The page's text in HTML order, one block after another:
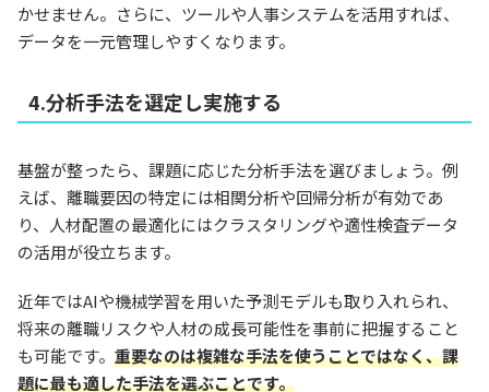
かせません。さらに、ツールや人事システムを活用すれば、
データを一元管理しやすくなります。
4.分析手法を選定し実施する
基盤が整ったら、課題に応じた分析手法を選びましょう。例
えば、離職要因の特定には相関分析や回帰分析が有効であ
り、人材配置の最適化にはクラスタリングや適性検査データ
の活用が役立ちます。
近年ではAIや機械学習を用いた予測モデルも取り入れられ、
将来の離職リスクや人材の成長可能性を事前に把握すること
も可能です。 重要なのは複雑な手法を使うことではなく、課
題に最も適した手法を選ぶことです。